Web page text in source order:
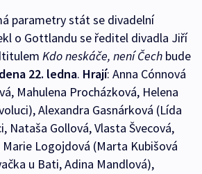
parametry stát se divadelní
o Gottlandu se ředitel divadla Jiří
Kdo neskáče, není Čech bude
22. ledna. Hrají: Anna Cónnová
Mahulena Procházková, Helena
Alexandra Gasnárková (Lída
Nataša Gollová, Vlasta Švecová,
Logojdová (Marta Kubišová
u Bati, Adina Mandlová),